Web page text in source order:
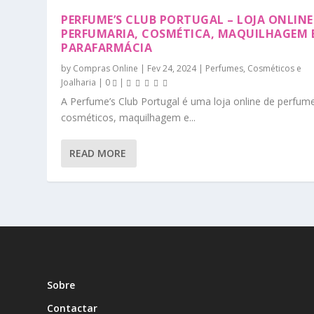
PERFUME’S CLUB PORTUGAL – LOJA
PERFUMARIA, COSMÉTICA, MAQUILHAGEM
PARAFARMÁCIA
by Compras Online | Fev 24, 2024| Perfumes, Cosméticos e
Joalharia | 0 |
A Perfume’s Club Portugal é uma loja online de
cosméticos, maquilhagem e...
READ MORE
Sobre
Contactar